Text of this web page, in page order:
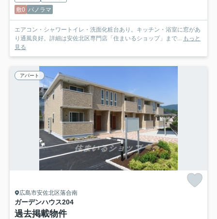
敷0 パノラマ
エアコン・シャワートイレ・洗面化粧台あり。キッチン・浴室に窓があ
り通風良好。詳細は安佐北区専門店「住まいるショップ」まで...
もっと
見る
アパート
広島市安佐北区落合南
ガーデンハウス204
過去掲載物件